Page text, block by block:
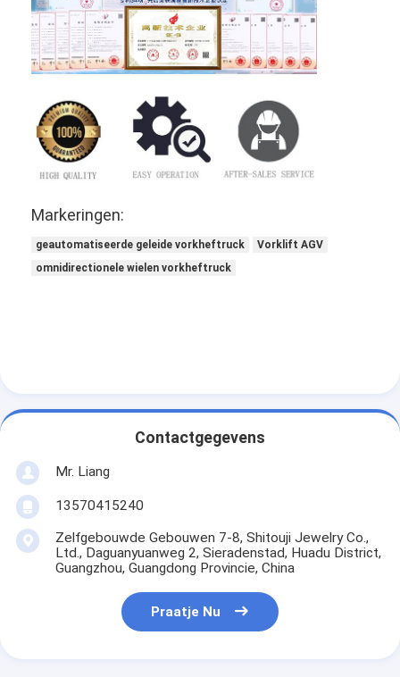
Markeringen:
geautomatiseerde geleide vorkheftruck
Vorklift AGV
omnidirectionele wielen vorkheftruck
Contactgegevens
Mr. Liang
13570415240
Zelfgebouwde Gebouwen 7-8, Shitouji Jewelry Co.,
Ltd., Daguanyuanweg 2, Sieradenstad, Huadu District,
Guangzhou, Guangdong Provincie, China
Praatje Nu